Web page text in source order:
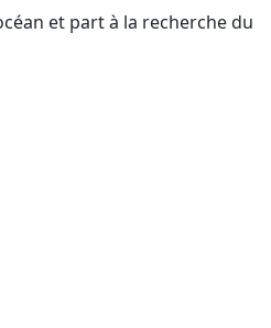
et part à la recherche du